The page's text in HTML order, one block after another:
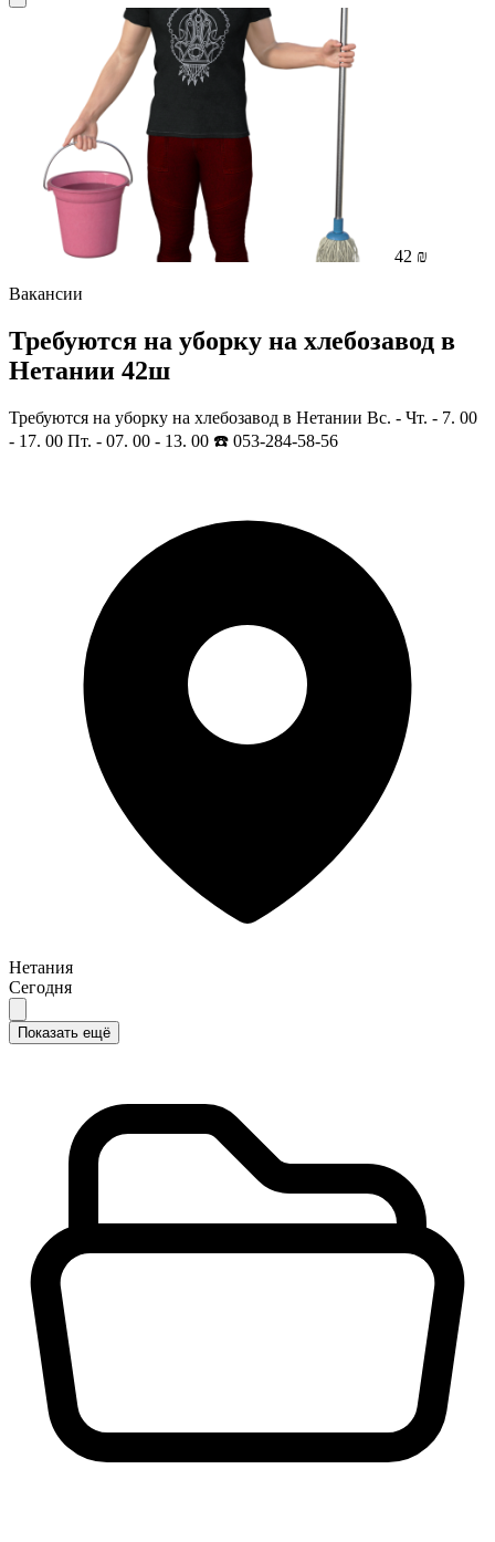
42 ₪
Вакансии
Требуются на уборку на хлебозавод в
Нетании 42ш
Требуются на уборку на хлебозавод в Нетании Вс. - Чт. - 7. 00
- 17. 00 Пт. - 07. 00 - 13. 00 ☎️ 053-284-58-56
Нетания
Сегодня
Показать ещё